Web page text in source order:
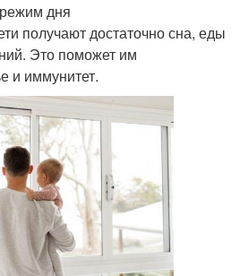
дня
получают достаточно сна, еды
Это поможет им
и иммунитет.